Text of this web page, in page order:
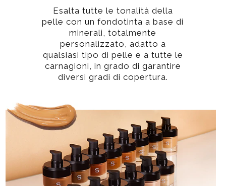
Esalta tutte le tonalità della
pelle con un fondotinta a base di
minerali, totalmente
personalizzato, adatto a
qualsiasi tipo di pelle e a tutte le
carnagioni, in grado di garantire
diversi gradi di copertura.